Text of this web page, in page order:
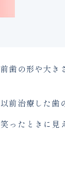
前歯の形や大き
以前治療した歯
笑ったときに見